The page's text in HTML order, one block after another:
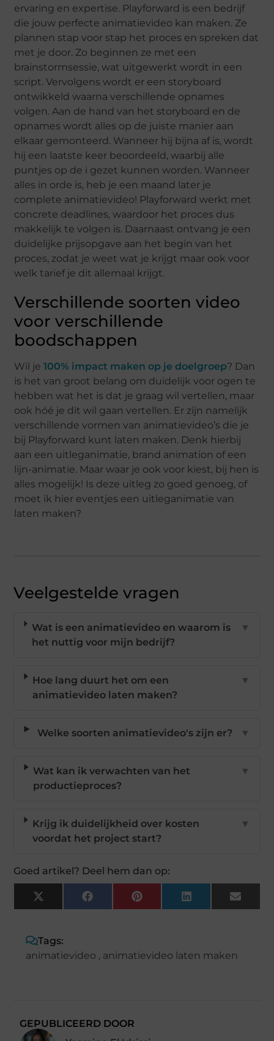
ervaring en expertise. Playforward is een bedrijf
die jouw perfecte animatievideo kan maken. Ze
plannen stap voor stap het proces en spreken dat
met je door. Zo beginnen ze met een
brainstormsessie, wat uitgewerkt wordt in een
script. Vervolgens wordt er een storyboard
ontwikkeld waarna verschillende opnames
volgen. Aan de hand van het storyboard en de
opnames wordt alles op de juiste manier aan
elkaar gemonteerd. Wanneer hij bijna af is, wordt
hij een laatste keer beoordeeld, waarbij alle
puntjes op de i gezet kunnen worden. Wanneer
alles in orde is, heb je een maand later je
complete animatievideo! Playforward werkt met
concrete deadlines, waardoor het proces dus
makkelijk te volgen is. Daarnaast ontvang je een
duidelijke prijsopgave aan het begin van het
proces, zodat je weet wat je krijgt maar ook voor
welk tarief je dit allemaal krijgt.
Verschillende soorten video
voor verschillende
boodschappen
Wil je100% impact maken op je doelgroep? Dan
is het van groot belang om duidelijk voor ogen te
hebben wat het is dat je graag wil vertellen, maar
ook hóé je dit wil gaan vertellen. Er zijn namelijk
verschillende vormen van animatievideo’s die je
bij Playforward kunt laten maken. Denk hierbij
aan een uitleganimatie, brand animation of een
lijn-animatie. Maar waar je ook voor kiest, bij hen is
alles mogelijk! Is deze uitleg zo goed genoeg, of
moet ik hier eventjes een uitleganimatie van
laten maken?
Veelgestelde vragen
Wat is een animatievideo en waarom is
het nuttig voor mijn bedrijf?
▼
Hoe lang duurt het om een
animatievideo laten maken?
▼
Welke soorten animatievideo's zijn er? ▼
Wat kan ik verwachten van het
productieproces?
▼
Krijg ik duidelijkheid over kosten
voordat het project start?
▼
Goed artikel? Deel hem dan op:
X
(Twitter)
FacebookPinterestLinkedIn Email
Tags:
animatievideo , animatievideo laten maken
GEPUBLICEERD DOOR